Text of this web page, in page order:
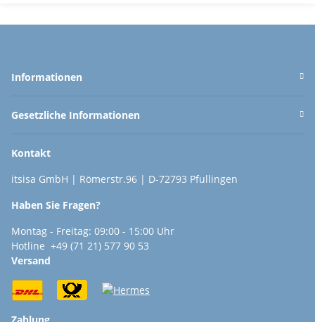
Informationen
Gesetzliche Informationen
Kontakt
itsisa GmbH | Römerstr.96 | D-72793 Pfullingen
Haben Sie Fragen?
Montag - Freitag: 09:00 - 15:00 Uhr
Hotline +49 (71 21) 577 90 53
Versand